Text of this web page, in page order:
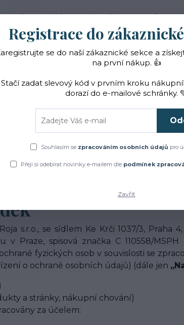
O nás Novinky Vše o nákupu Reference
Hledat
Souhlas se zpracováním osobních údajů pro účely
osobních údajů
s.r.o., se sídlem Ke Krči 1037/3, Praha
Praze, spisová značka C 110558/MSPH
fyzických osob v souvislosti se
o ochraně osobních údajů) (dále jen
a stránky, nákupní chování)
za účelem:
Registrace do
se do naší zákaznické sekce a
na první nákup. 👍
Stačí zadat slevový kód v prvním kroku
dorazí do e-mailové schránky.
Souhlasím se zpracováním osobních údajů pro
Přeji si odebírat novinky e-mailem dle podmínek
Zavřít